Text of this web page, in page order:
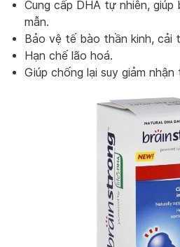
Cung cấp DHA tự nhiên,
mẫn.
Bảo vệ tế bào thần kinh, cải
Hạn chế lão hoá.
Giúp chống lại suy giảm